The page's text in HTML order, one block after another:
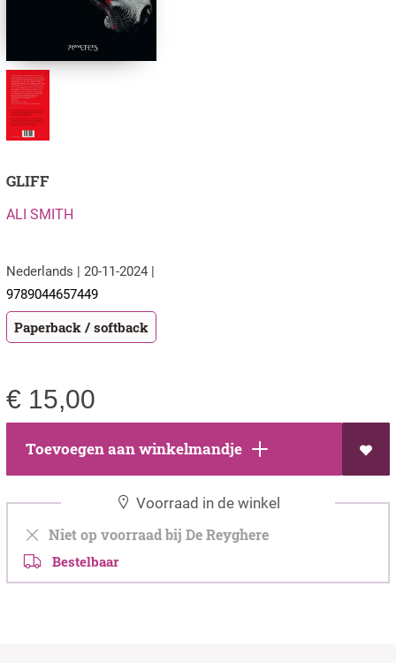
GLIFF
ALI SMITH
Nederlands | 20-11-2024 |
9789044657449
Paperback / softback
€ 15,00
Toevoegen aan winkelmandje
Voorraad in de winkel
Niet op voorraad bij De Reyghere
Bestelbaar